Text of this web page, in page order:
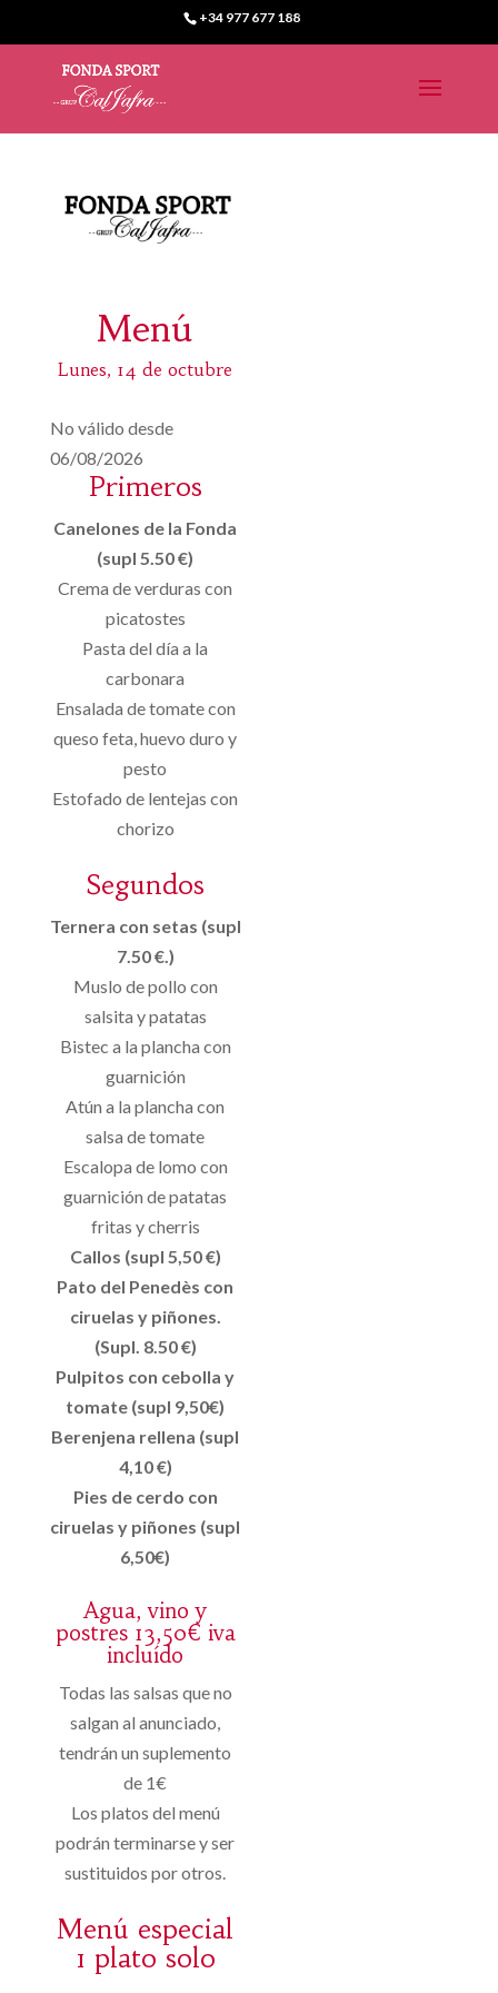
+34 977 677 188
Menú
Lunes, 14 de octubre
No válido desde
06/08/2026
Primeros
Canelones de la Fonda
(supl 5.50 €)
Crema de verduras con
picatostes
Pasta del día a la
carbonara
Ensalada de tomate con
queso feta, huevo duro y
pesto
Estofado de lentejas con
chorizo
Segundos
Ternera con setas (supl
7.50 €.)
Muslo de pollo con
salsita y patatas
Bistec a la plancha con
guarnición
Atún a la plancha con
salsa de tomate
Escalopa de lomo con
guarnición de patatas
fritas y cherris
Callos (supl 5,50 €)
Pato del Penedès con
ciruelas y piñones.
(Supl. 8.50 €)
Pulpitos con cebolla y
tomate (supl 9,50€)
Berenjena rellena (supl
4,10 €)
Pies de cerdo con
ciruelas y piñones (supl
6,50€)
Agua, vino y
postres 13,50€ iva
incluído
Todas las salsas que no
salgan al anunciado,
tendrán un suplemento
de 1€
Los platos del menú
podrán terminarse y ser
sustituidos por otros.
Menú especial
1 plato solo